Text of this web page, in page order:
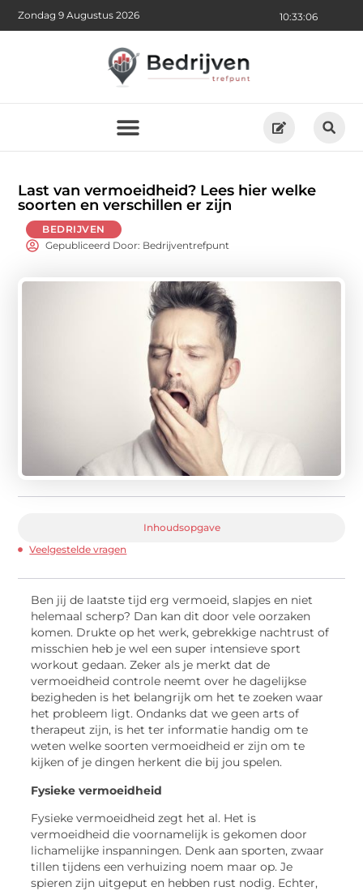
10:33:07
Zondag 9 Augustus 2026
Last van vermoeidheid? Lees hier welke
soorten en verschillen er zijn
BEDRIJVEN
Gepubliceerd Door: Bedrijventrefpunt
Inhoudsopgave
Veelgestelde vragen
Ben jij de laatste tijd erg vermoeid, slapjes en niet
helemaal scherp? Dan kan dit door vele oorzaken
komen. Drukte op het werk, gebrekkige nachtrust of
misschien heb je wel een super intensieve sport
workout gedaan. Zeker als je merkt dat de
vermoeidheid controle neemt over he dagelijkse
bezigheden is het belangrijk om het te zoeken waar
het probleem ligt. Ondanks dat we geen arts of
therapeut zijn, is het ter informatie handig om te
weten welke soorten vermoeidheid er zijn om te
kijken of je dingen herkent die bij jou spelen.
Fysieke vermoeidheid
Fysieke vermoeidheid zegt het al. Het is
vermoeidheid die voornamelijk is gekomen door
lichamelijke inspanningen. Denk aan sporten, zwaar
tillen tijdens een verhuizing noem maar op. Je
spieren zijn uitgeput en hebben rust nodig. Echter,